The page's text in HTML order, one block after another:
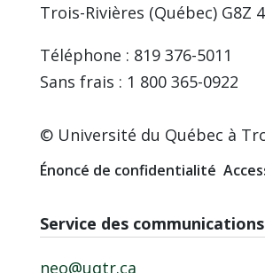
Trois-Rivières (Québec) G8Z
Téléphone : 819 376-5011
Sans frais : 1 800 365-0922
© Université du Québec à
Énoncé de confidentialité
Service des communications
neo@uqtr.ca